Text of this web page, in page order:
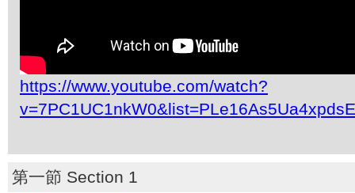
https://www.youtube.com/watch?
第一節 Section 1